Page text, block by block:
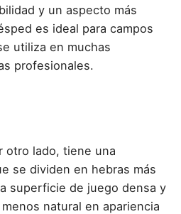
y un aspecto más
es ideal para campos
utiliza en muchas
profesionales.
otro lado, tiene una
se dividen en hebras más
superficie de juego densa y
natural en apariencia